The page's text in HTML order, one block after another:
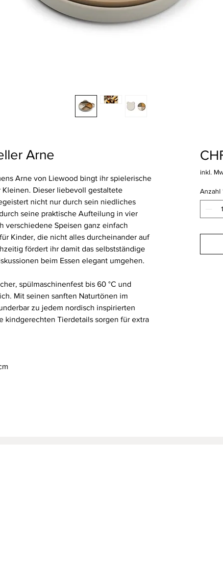
Arne
Arne von Liewood bingt ihr spielerische
Kleinen. Dieser liebevoll gestaltete
nicht nur durch sein niedliches
seine praktische Aufteilung in vier
verschiedene Speisen ganz einfach
Kinder, die nicht alles durcheinander auf
fördert ihr damit das selbstständige
beim Essen elegant umgehen.
spülmaschinenfest bis 60 °C und
Mit seinen sanften Naturtönen im
zu jedem nordisch inspirierten
kindgerechten Tierdetails sorgen für extra
inkl.
Anzahl